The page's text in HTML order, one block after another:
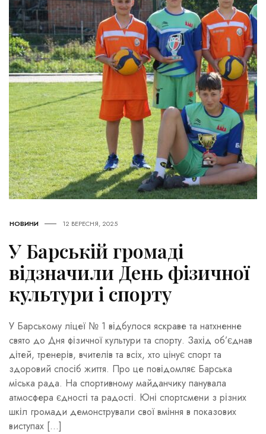
НОВИНИ 12 ВЕРЕСНЯ, 2025
У Барській громаді
відзначили День фізичної
культури і спорту
У Барському ліцеї № 1 відбулося яскраве та натхненне
свято до Дня фізичної культури та спорту. Захід об’єднав
дітей, тренерів, вчителів та всіх, хто цінує спорт та
здоровий спосіб життя. Про це повідомляє Барська
міська рада. На спортивному майданчику панувала
атмосфера єдності та радості. Юні спортсмени з різних
шкіл громади демонстрували свої вміння в показових
виступах […]